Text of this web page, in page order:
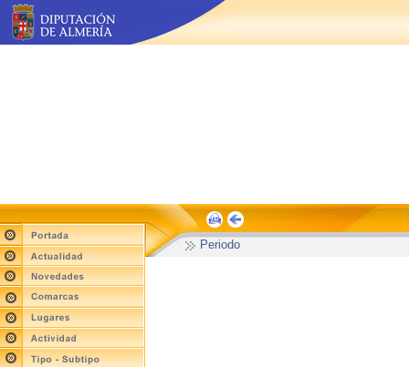
Periodo